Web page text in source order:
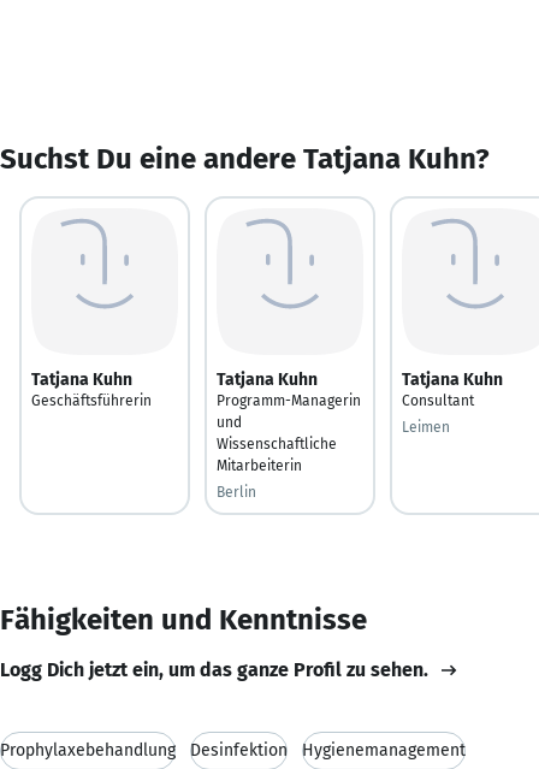
Suchst Du eine andere Tatjana Kuhn?
Tatjana Kuhn
Geschäftsführerin
Tatjana Kuhn
Programm-Managerin
und
Wissenschaftliche
Mitarbeiterin
Berlin
Tatjana Kuhn
Consultant
Leimen
Fähigkeiten und Kenntnisse
Logg Dich jetzt ein, um das ganze Profil zu sehen.
Prophylaxebehandlung Desinfektion Hygienemanagement